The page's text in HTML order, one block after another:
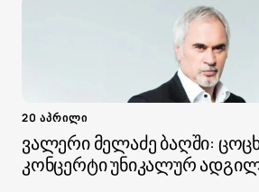
20 აპრილი
ვალერი მელაძე ბაღში:
კონცერტი უნიკალურ